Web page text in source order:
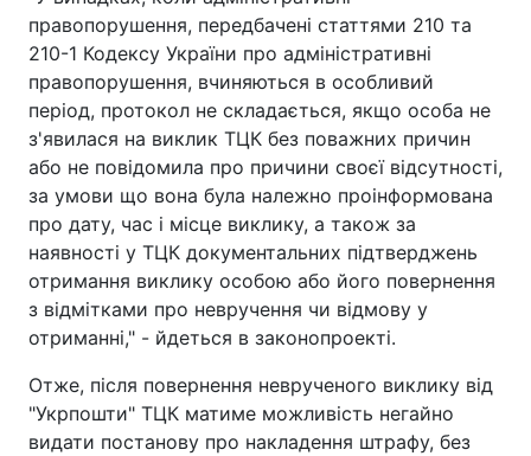
правопорушення, передбачені статтями 210 та
210-1 Кодексу України про адміністративні
правопорушення, вчиняються в особливий
період, протокол не складається, якщо особа не
з'явилася на виклик ТЦК без поважних причин
або не повідомила про причини своєї відсутності,
за умови що вона була належно проінформована
про дату, час і місце виклику, а також за
наявності у ТЦК документальних підтверджень
отримання виклику особою або його повернення
з відмітками про невручення чи відмову у
отриманні," - йдеться в законопроекті.
Отже, після повернення неврученого виклику від
"Укрпошти" ТЦК матиме можливість негайно
видати постанову про накладення штрафу, без